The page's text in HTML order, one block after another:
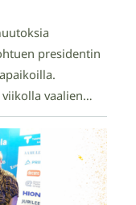
presidentin
vaalien…